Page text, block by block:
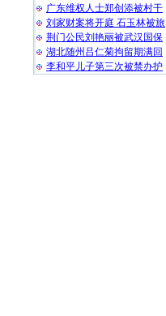
广东维权人士郑创添被村干
刘家财案将开庭 石玉林被旅
荆门公民刘艳丽被武汉国保
湖北随州吕仁菊拘留期满回
李和平儿子第三次被禁办护